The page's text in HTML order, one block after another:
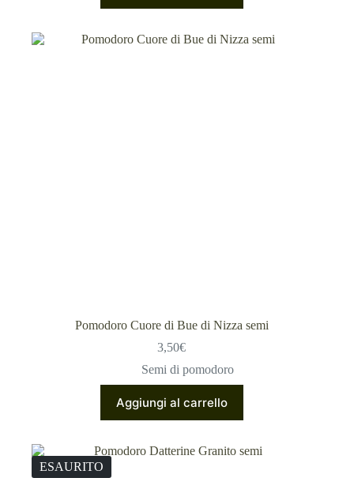
Pomodoro Cuore di Bue di Nizza semi
3,50€
Semi di pomodoro
Aggiungi al carrello
ESAURITO